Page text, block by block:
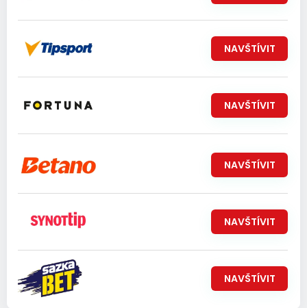
NAVŠTÍVIT
NAVŠTÍVIT
NAVŠTÍVIT
NAVŠTÍVIT
NAVŠTÍVIT